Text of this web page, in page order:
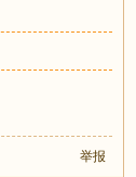
举报